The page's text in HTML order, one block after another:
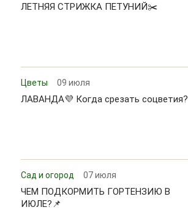
ЛЕТНЯЯ СТРИЖКА ПЕТУНИЙ✂️
Цветы 09 июля
ЛАВАНДА💜 Когда срезать соцветия?
Сад и огород 07 июля
ЧЕМ ПОДКОРМИТЬ ГОРТЕНЗИЮ В
ИЮЛЕ?📌